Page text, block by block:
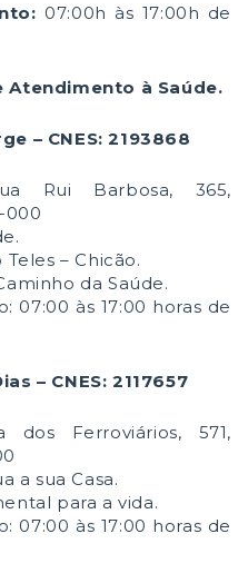
07:00h às 17:00h de
Atendimento à Saúde.
– CNES: 2193868
Rui Barbosa, 365,
000
– Chicão.
da Saúde.
07:00 às 17:00 horas de
– CNES: 2117657
dos Ferroviários, 571,
a sua Casa.
para a vida.
07:00 às 17:00 horas de